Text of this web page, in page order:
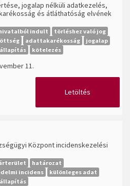
jogalap nélküli adatkezelés,
és átláthatóság elvének
indult
törléshez való jog
adattakarékosság
jogalap
kötelezés
11.
Letöltés
Központ incidenskezelési
határozat
incidens
különleges adat